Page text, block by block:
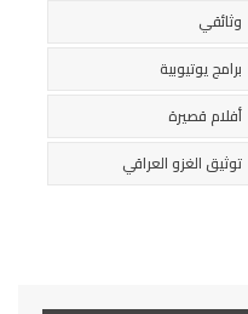
وثائقي
برامج يوتيوبية
أفلام قصيرة
توثيق الغزو العراقي